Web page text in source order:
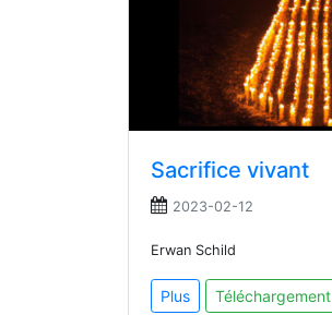
Sacrifice vivant
2023-02-12
Erwan Schild
Plus Téléchargement